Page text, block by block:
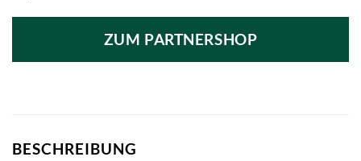
ZUM PARTNERSHOP
BESCHREIBUNG